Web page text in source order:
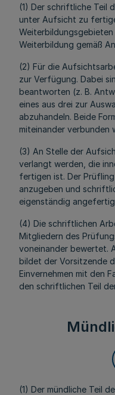
(1) Der schriftliche Teil
unter Aufsicht zu
Weiterbildung gemäß
(2) Für die
zur Verfügung. Dabei
beantworten (z. B.
eines aus drei zur
abzuhandeln. Beide
miteinander verbunden
(3) An Stelle der
verlangt werden, die
fertigen ist. Der
anzugeben und
eigenständig
(4) Die schriftlichen
Mitgliedern des
voneinander bewertet.
bildet der Vorsitzende
Einvernehmen mit den
den schriftlichen Teil
(1) Der mündliche Teil